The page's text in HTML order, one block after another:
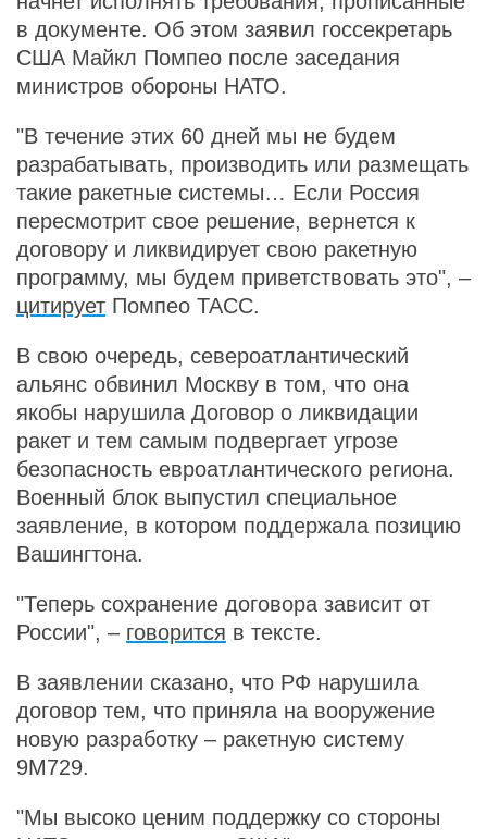
в документе. Об этом заявил госсекретарь
США Майкл Помпео после заседания
министров обороны НАТО.
"В течение этих 60 дней мы не будем
разрабатывать, производить или размещать
такие ракетные системы… Если Россия
пересмотрит свое решение, вернется к
договору и ликвидирует свою ракетную
программу, мы будем приветствовать это", –
цитирует Помпео ТАСС.
В свою очередь, североатлантический
альянс обвинил Москву в том, что она
якобы нарушила Договор о ликвидации
ракет и тем самым подвергает угрозе
безопасность евроатлантического региона.
Военный блок выпустил специальное
заявление, в котором поддержала позицию
Вашингтона.
"Теперь сохранение договора зависит от
России", – говорится в тексте.
В заявлении сказано, что РФ нарушила
договор тем, что приняла на вооружение
новую разработку – ракетную систему
9М729.
"Мы высоко ценим поддержку со стороны